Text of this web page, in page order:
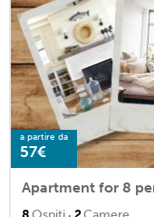
a partire da
57€
Apartment for 8